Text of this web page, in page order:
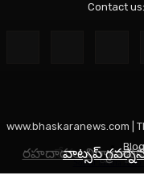
నేడు
రహదారుల నిర్మాణానికి
వాట్సప్
Contact us:
www.bhaskaranews.com |
Blog
Social Media Auto